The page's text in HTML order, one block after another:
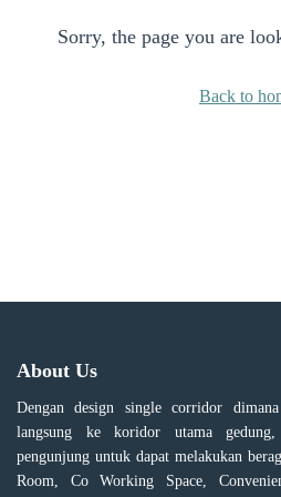
Sorry, the page you are
Back to
About Us
Dengan design single corridor
langsung ke koridor utama
pengunjung untuk dapat melakukan
Room, Co Working Space,